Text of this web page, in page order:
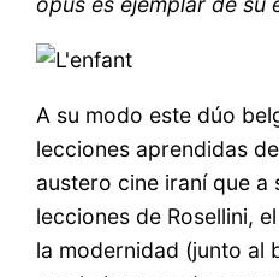
A su modo este dúo
lecciones aprendidas
austero cine iraní que a
lecciones de Rosellini,
la modernidad (junto al